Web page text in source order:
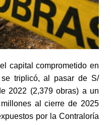
capital comprometido en
triplicó, al pasar de S/
2022 (2,379 obras) a un
al cierre de 2025
por la Contraloría